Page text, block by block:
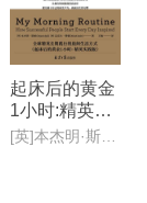
起床后的黄金
1小时:精英实
践版
[英]本杰明·斯帕(Benjamin Spall),[德]迈克尔·赞德(Michael Xander)